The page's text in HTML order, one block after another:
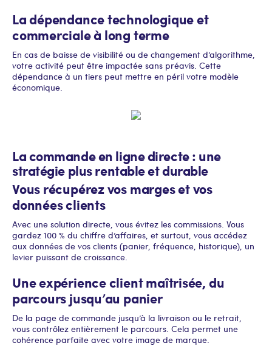
La dépendance technologique et
commerciale à long terme
En cas de baisse de visibilité ou de changement d’algorithme,
votre activité peut être impactée sans préavis. Cette
dépendance à un tiers peut mettre en péril votre modèle
économique.
La commande en ligne directe : une
stratégie plus rentable et durable
Vous récupérez vos marges et vos
données clients
Avec une solution directe, vous évitez les commissions. Vous
gardez 100 % du chiffre d’affaires, et surtout, vous accédez
aux données de vos clients (panier, fréquence, historique), un
levier puissant de croissance.
Une expérience client maîtrisée, du
parcours jusqu’au panier
De la page de commande jusqu’à la livraison ou le retrait,
vous contrôlez entièrement le parcours. Cela permet une
cohérence parfaite avec votre image de marque.